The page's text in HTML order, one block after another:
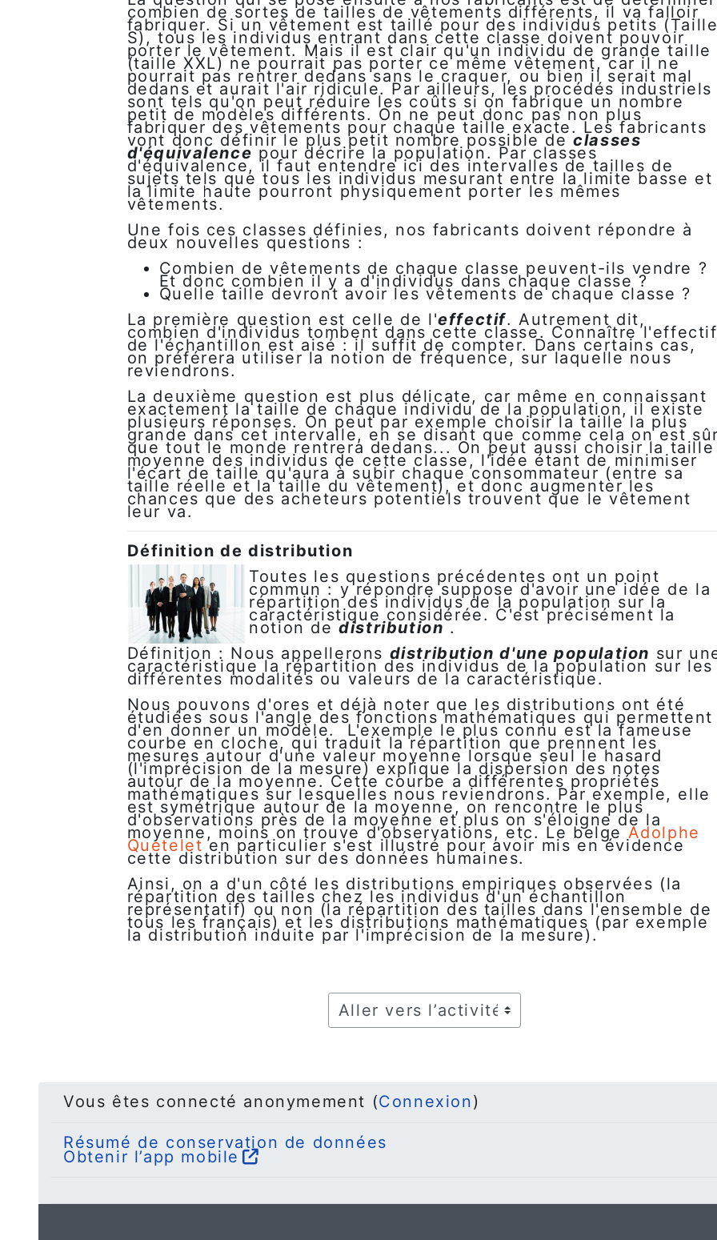
combien de sortes de tailles de vêtements différents, il va falloir
fabriquer. Si un vêtement est taillé pour des individus petits
S), tous les individus entrant dans cette classe doivent pouvoir
porter le vêtement. Mais il est clair qu'un individu de grande taille
(taille XXL) ne pourrait pas porter ce même vêtement, car il ne
pourrait pas rentrer dedans sans le craquer, ou bien il serait mal
dedans et aurait l'air ridicule. Par ailleurs, les procédés industriels
sont tels qu'on peut réduire les coûts si on fabrique un nombre
petit de modèles différents. On ne peut donc pas non plus
fabriquer des vêtements pour chaque taille exacte. Les fabricants
vont donc définir le plus petit nombre possible declasses
d'équivalence pour décrire la population. Par classes
d'équivalence, il faut entendre ici des intervalles de tailles de
sujets tels que tous les individus mesurant entre la limite basse et
la limite haute pourront physiquement porter les mêmes
vêtements.
Une fois ces classes définies, nos fabricants doivent répondre à
deux nouvelles questions :
Combien de vêtements de chaque classe peuvent-ils vendre ?
Et donc combien il y a d'individus dans chaque classe ?
Quelle taille devront avoir les vêtements de chaque classe ?
La première question est celle de l'effectif. Autrement dit,
combien d'individus tombent dans cette classe. Connaître l'effectif
de l'échantillon est aisé : il suffit de compter. Dans certains cas,
on préférera utiliser la notion de fréquence, sur laquelle nous
reviendrons.
La deuxième question est plus délicate, car même en connaissant
exactement la taille de chaque individu de la population, il existe
plusieurs réponses. On peut par exemple choisir la taille la plus
grande dans cet intervalle, en se disant que comme cela on est
que tout le monde rentrera dedans... On peut aussi choisir la taille
moyenne des individus de cette classe, l'idée étant de minimiser
l'écart de taille qu'aura à subir chaque consommateur (entre sa
taille réelle et la taille du vêtement), et donc augmenter les
chances que des acheteurs potentiels trouvent que le vêtement
leur va.
Définition de distribution
Toutes les questions précédentes ont un point
commun : y répondre suppose d'avoir une idée de la
répartition des individus de la population sur la
caractéristique considérée. C'est précisément la
notion dedistribution .
Définition : Nous appellerons distribution d'une population sur
caractéristique la répartition des individus de la population sur les
différentes modalités ou valeurs de la caractéristique.
Nous pouvons d'ores et déjà noter que les distributions ont été
étudiées sous l'angle des fonctions mathématiques qui permettent
d'en donner un modèle. L'exemple le plus connu est la fameuse
courbe en cloche, qui traduit la répartition que prennent les
mesures autour d'une valeur moyenne lorsque seul le hasard
(l'imprécision de la mesure) explique la dispersion des notes
autour de la moyenne. Cette courbe a différentes propriétés
mathématiques sur lesquelles nous reviendrons. Par exemple, elle
est symétrique autour de la moyenne, on rencontre le plus
d'observations près de la moyenne et plus on s'éloigne de la
moyenne, moins on trouve d'observations, etc. Le belge Adolphe
Quetelet en particulier s'est illustré pour avoir mis en évidence
cette distribution sur des données humaines.
Ainsi, on a d'un côté les distributions empiriques observées (la
répartition des tailles chez les individus d'un échantillon
représentatif) ou non (la répartition des tailles dans l'ensemble de
tous les français) et les distributions mathématiques (par exemple
la distribution induite par l'imprécision de la mesure).
Aller vers l’activité
Vous êtes connecté anonymement (Connexion)
Résumé de conservation de données
Obtenir l’app mobile